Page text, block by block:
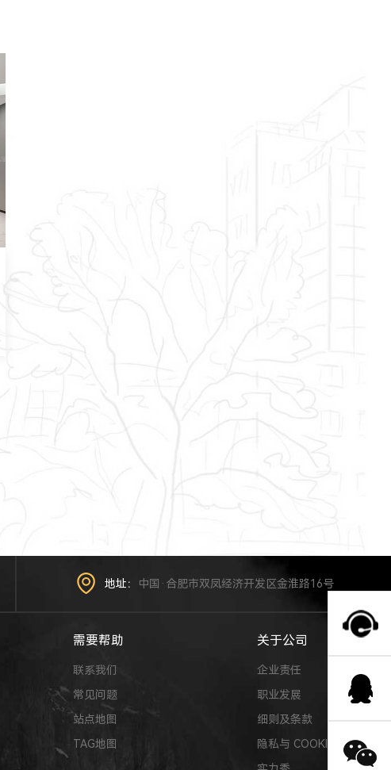
地址： 中国·合肥市双凤经济开发区金淮路16号
需要帮助
联系我们
常见问题
站点地图
TAG地图
关于公司
企业责任
职业发展
细则及条款
隐私与 COOKIE